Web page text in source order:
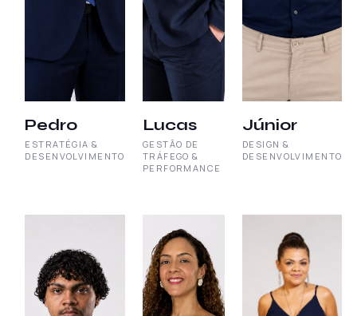
Pedro
ESTRATÉGIA &
DESENVOLVIMENTO
Lucas
GESTÃO DE
TRÁFEGO &
PERFORMANCE
Júnior
DESIGN &
DESENVOLVIMENTO